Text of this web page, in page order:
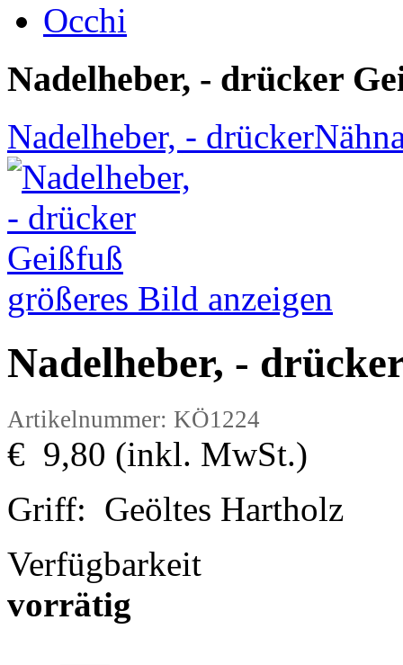
Occhi
Nadelheber, - drücker
Nadelheber, - drücker
größeres Bild anzeigen
Nadelheber, -
Artikelnummer: KÖ1224
€ 9,80 (inkl. MwSt.)
Griff: Geöltes Hartholz
Verfügbarkeit
vorrätig